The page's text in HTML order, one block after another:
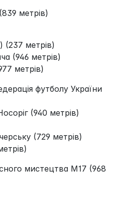
метрів)
(237 метрів)
(946 метрів)
метрів)
футболу України
(940 метрів)
(729 метрів)
мистецтва M17 (968